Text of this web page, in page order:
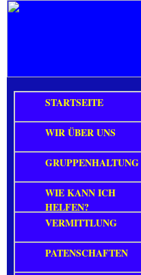
STARTSEITE
WIR ÜBER UNS
GRUPPENHALTUNG
WIE KANN ICH
HELFEN?
VERMITTLUNG
PATENSCHAFTEN